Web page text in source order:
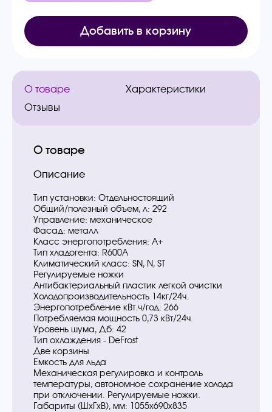
Добавить в корзину
О товаре
Характеристики
Отзывы
О товаре
Описание
Тип установки: Отдельностоящий
Общий/полезный объем, л: 292
Управление: механическое
Фасад: металл
Класс энергопотребления: A+
Тип хладогента: R600A
Климатический класс: SN, N, ST
Регулируемые ножки
Антибактериальный пластик легкой очистки
Холодопроизводительность 14кг/24ч.
Энергопотребление кВт.ч/год: 266
Потребляемая мощность 0,73 кВт/24ч.
Уровень шума, Дб: 42
Тип охлаждения - DeFrost
Две корзины
Емкость для льда
Механическая регулировка и контроль
температуры, автономное сохранение холода
при отключении. Регулируемые ножки.
Габариты (ШхГхВ), мм: 1055x690x835